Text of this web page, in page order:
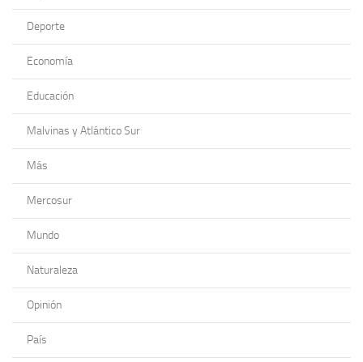
Deporte
Economía
Educación
Malvinas y Atlántico Sur
Más
Mercosur
Mundo
Naturaleza
Opinión
País